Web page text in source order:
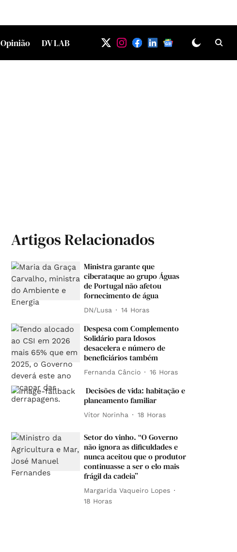
Opinião DV LAB
Artigos Relacionados
Ministra garante que
ciberataque ao grupo Águas
de Portugal não afetou
fornecimento de água
DN/Lusa 14 Horas
Despesa com Complemento
Solidário para Idosos
desacelera e número de
beneficiários também
Fernanda Câncio 16 Horas
Decisões de vida: habitação e
planeamento familiar
Vítor Norinha 18 Horas
Setor do vinho. “O Governo
não ignora as dificuldades e
nunca aceitou que o produtor
continuasse a ser o elo mais
frágil da cadeia”
Margarida Vaqueiro Lopes
18 Horas